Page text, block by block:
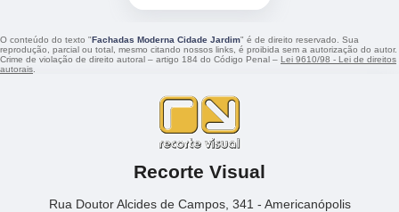
O conteúdo do texto "Fachadas Moderna Cidade Jardim" é de direito reservado. Sua
reprodução, parcial ou total, mesmo citando nossos links, é proibida sem a autorização do autor.
Crime de violação de direito autoral – artigo 184 do Código Penal – Lei 9610/98 - Lei de direitos
autorais
Recorte Visual
Rua Doutor Alcides de Campos, 341 - Americanópolis